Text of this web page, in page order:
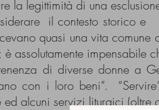
la legittimità di una
il contesto
quasi una vita
è assolutamente
di diverse donne a
con i loro beni”.
alcuni servizi liturgici (oltre